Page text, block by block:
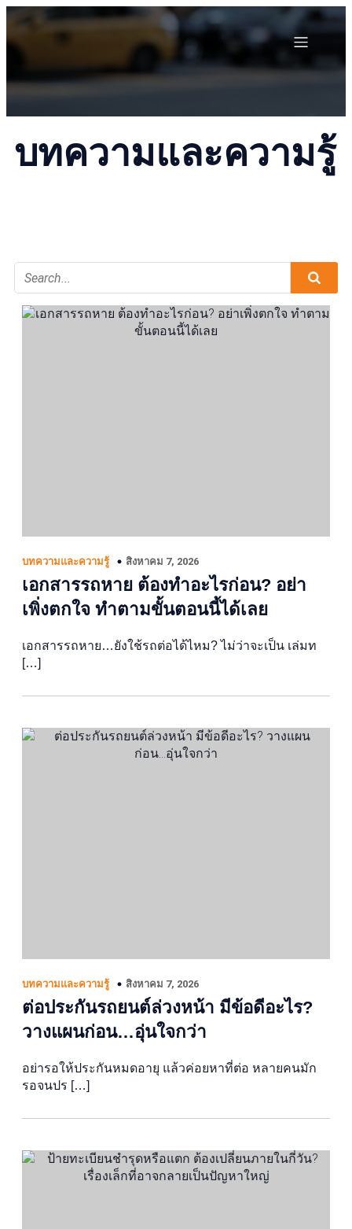
บทความและความรู้
บทความและความรู้ สิงหาคม 7, 2026
เอกสารรถหาย ต้องทำอะไรก่อน? อย่า
เพิ่งตกใจ ทำตามขั้นตอนนี้ได้เลย
เอกสารรถหาย…ยังใช้รถต่อได้ไหม? ไม่ว่าจะเป็น เล่มท
[…]
บทความและความรู้ สิงหาคม 7, 2026
ต่อประกันรถยนต์ล่วงหน้า มีข้อดีอะไร?
วางแผนก่อน…อุ่นใจกว่า
อย่ารอให้ประกันหมดอายุ แล้วค่อยหาที่ต่อ หลายคนมัก
รอจนปร […]